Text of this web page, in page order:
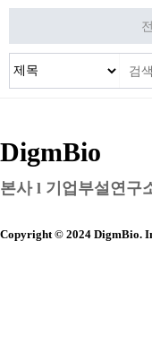
DigmBio
본사 l 기업부설연구
Copyright © 2024 DigmBio.